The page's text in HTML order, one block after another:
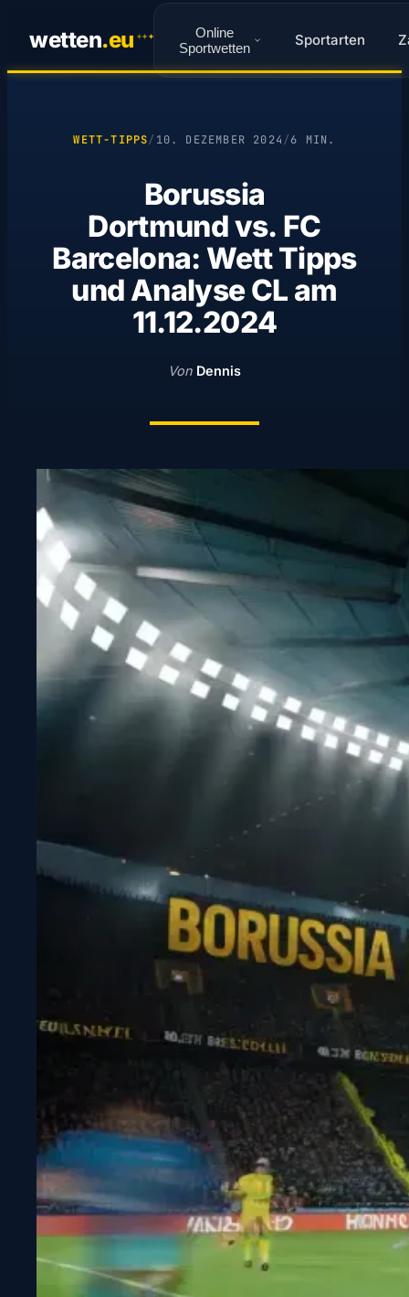
wetten.eu ✦✦ ✦
Online
Sportwetten
Sportarten
WETT-TIPPS/ 10. DEZEMBER 2024/6 MIN.
Borussia
Dortmund vs. FC
Barcelona: Wett Tipps
und Analyse CL am
11.12.2024
Von Dennis